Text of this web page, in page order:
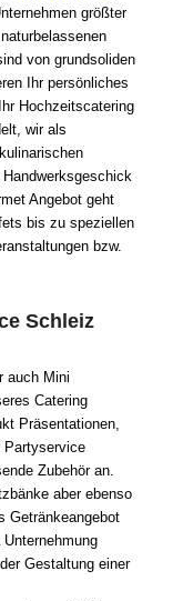
größter
von grundsoliden
Ihr persönliches
Hochzeitscatering
wir als
Angebot geht
bis zu speziellen
bzw.
Schleiz
auch Mini
Catering
Präsentationen,
Partyservice
Zubehör an.
aber ebenso
Getränkeangebot
Gestaltung einer